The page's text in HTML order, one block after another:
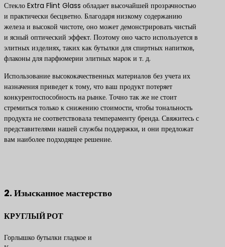
Стекло Extra Flint Glass обладает высочайшей прозрачностью
и практически бесцветно. Благодаря низкому содержанию
железа и высокой чистоте, оно может демонстрировать чистый
и ясный оптический эффект. Поэтому оно часто используется в
элитных изделиях, таких как бутылки для спиртных напитков,
флаконы для парфюмерии элитных марок и т. д.
Использование высококачественных материалов без учета их
назначения приведет к тому, что ваш продукт потеряет
конкурентоспособность на рынке. Точно так же не стоит
стремиться только к снижению стоимости, чтобы тональность
продукта не соответствовала темпераменту бренда. Свяжитесь с
представителями нашей службы поддержки, и они предложат
вам наиболее подходящее решение.
2. Изысканное мастерство
КРУГЛЫЙ РОТ
Горлышко бутылки гладкое и